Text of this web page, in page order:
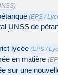
)
(EPS /
UNSS de
lycée (EPS /
en matière (
sur une